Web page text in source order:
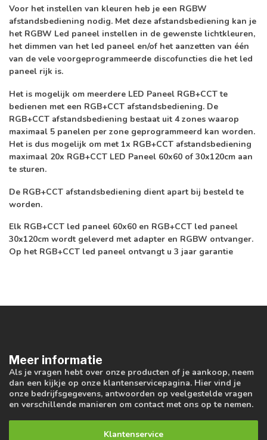
Voor het instellen van kleuren heb je een RGBW
afstandsbediening nodig. Met deze afstandsbediening kan je
het RGBW Led paneel instellen in de gewenste lichtkleuren,
het dimmen van het led paneel en/of het aanzetten van één
van de vele voorgeprogrammeerde discofuncties die het led
paneel rijk is.
Het is mogelijk om meerdere LED Paneel RGB+CCT te
bedienen met een RGB+CCT afstandsbediening. De
RGB+CCT afstandsbediening bestaat uit 4 zones waarop
maximaal 5 panelen per zone geprogrammeerd kan worden.
Het is dus mogelijk om met 1x RGB+CCT afstandsbediening
maximaal 20x RGB+CCT LED Paneel 60x60 of 30x120cm aan
te sturen.
De RGB+CCT afstandsbediening dient apart bij besteld te
worden.
Elk RGB+CCT led paneel 60x60 en RGB+CCT led paneel
30x120cm wordt geleverd met adapter en RGBW ontvanger.
Op het RGB+CCT led paneel ontvangt u 3 jaar garantie
Meer informatie
Als je vragen hebt over onze producten of je aankoop, neem
dan een kijkje op onze klantenservicepagina. Hier vind je
onze bedrijfsgegevens, antwoorden op veelgestelde vragen
en verschillende manieren om contact met ons op te nemen.
Klantenservice